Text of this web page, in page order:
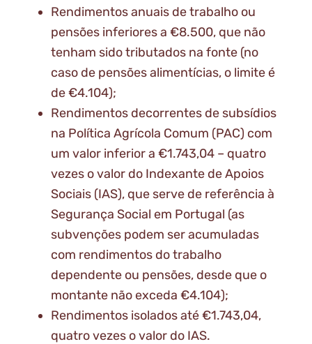
Rendimentos anuais de trabalho ou
pensões inferiores a €8.500, que não
tenham sido tributados na fonte (no
caso de pensões alimentícias, o limite é
de €4.104);
Rendimentos decorrentes de subsídios
na Política Agrícola Comum (PAC) com
um valor inferior a €1.743,04 – quatro
vezes o valor do Indexante de Apoios
Sociais (IAS), que serve de referência à
Segurança Social em Portugal (as
subvenções podem ser acumuladas
com rendimentos do trabalho
dependente ou pensões, desde que o
montante não exceda €4.104);
Rendimentos isolados até €1.743,04,
quatro vezes o valor do IAS.